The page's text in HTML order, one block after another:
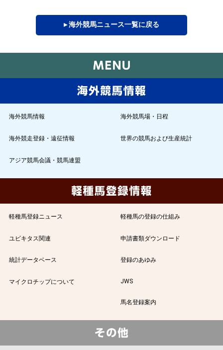
▸ 海外競馬ニュース一覧に戻る
海外競馬情報 海外競馬場・日程
海外競走登録・遠征情報 世界の競馬および生産統計
アジア競馬会議・競馬連盟
軽種馬登録ニュース 軽種馬の登録の仕組み
ユビキタス関連 申請書類ダウンロード
統計データベース 登録のあゆみ
マイクロチップについて JWS
馬名登録案内